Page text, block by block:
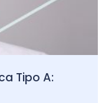
Tipo A: